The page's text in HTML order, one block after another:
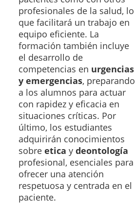
profesionales de la salud, lo
que facilitará un trabajo en
equipo eficiente. La
formación también incluye
el desarrollo de
competencias en urgencias
y emergencias, preparando
a los alumnos para actuar
con rapidez y eficacia en
situaciones críticas. Por
último, los estudiantes
adquirirán conocimientos
sobre etica y deontología
profesional, esenciales para
ofrecer una atención
respetuosa y centrada en el
paciente.